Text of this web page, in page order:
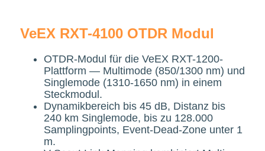
VeEX RXT-4100 OTDR Modul
OTDR-Modul für die VeEX RXT-1200-
Plattform — Multimode (850/1300 nm) und
Singlemode (1310-1650 nm) in einem
Steckmodul.
Dynamikbereich bis 45 dB, Distanz bis
240 km Singlemode, bis zu 128.000
Samplingpoints, Event-Dead-Zone unter 1
m.